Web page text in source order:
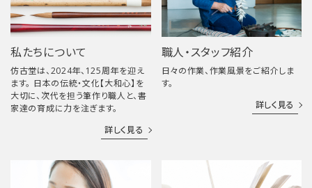
私たちについて
仿古堂は、2024年、125周年を迎え
ます。 日本の伝統・文化【大和心】を
大切に、次代を担う筆作り職人と、書
家達の育成に力を注ぎます。
詳しく見る
職人・スタッフ紹介
日々の作業、作業風景をご紹介しま
す。
詳しく見る